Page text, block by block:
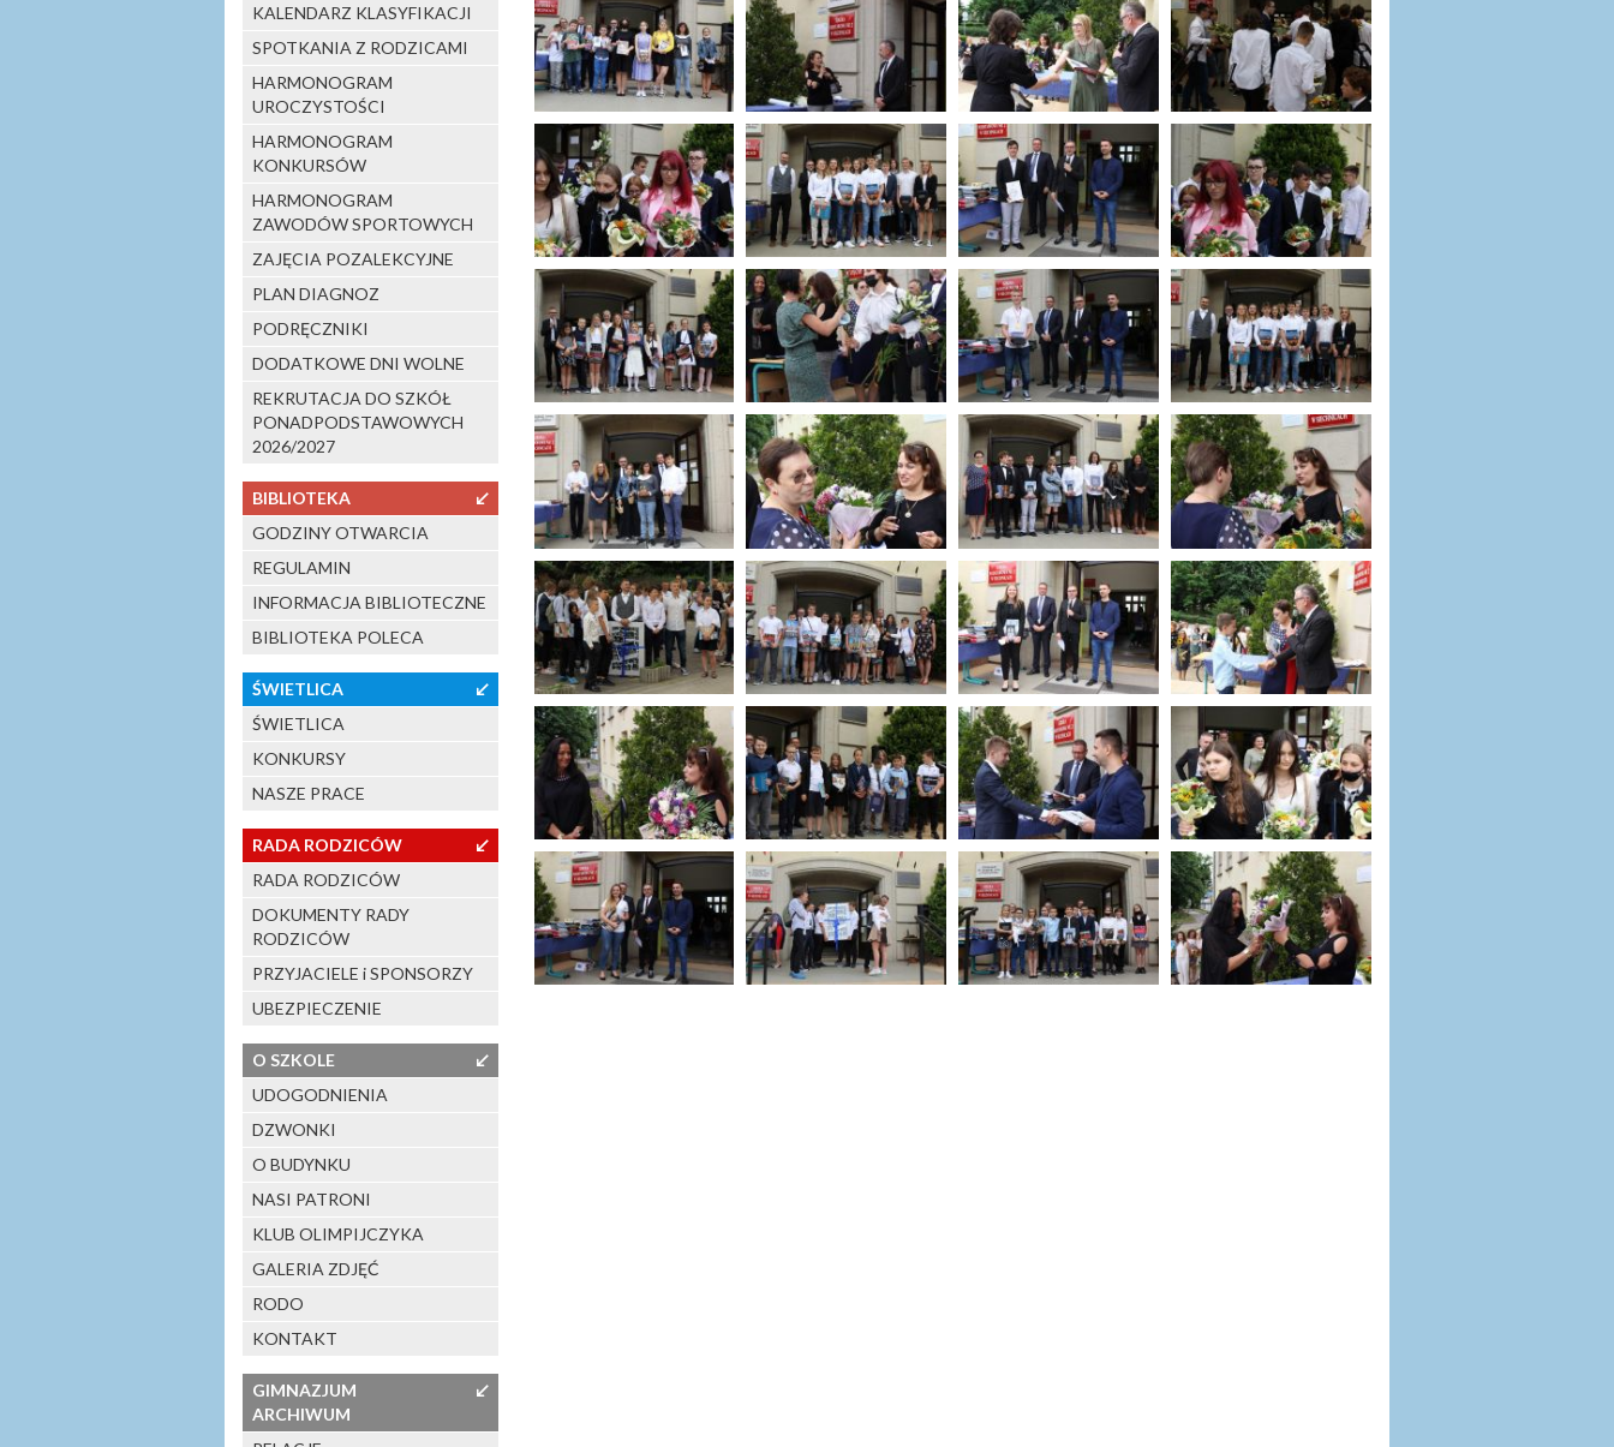
KALENDARZ KLASYFIKACJI
SPOTKANIA Z RODZICAMI
HARMONOGRAM
UROCZYSTOŚCI
HARMONOGRAM
KONKURSÓW
HARMONOGRAM
ZAWODÓW SPORTOWYCH
ZAJĘCIA POZALEKCYJNE
PLAN DIAGNOZ
PODRĘCZNIKI
DODATKOWE DNI WOLNE
REKRUTACJA DO SZKÓŁ
PONADPODSTAWOWYCH
2026/2027
BIBLIOTEKA
↙
GODZINY OTWARCIA
REGULAMIN
INFORMACJA BIBLIOTECZNE
BIBLIOTEKA POLECA
ŚWIETLICA
↙
ŚWIETLICA
KONKURSY
NASZE PRACE
RADA RODZICÓW
↙
RADA RODZICÓW
DOKUMENTY RADY
RODZICÓW
PRZYJACIELE i SPONSORZY
UBEZPIECZENIE
O SZKOLE
↙
UDOGODNIENIA
DZWONKI
O BUDYNKU
NASI PATRONI
KLUB OLIMPIJCZYKA
GALERIA ZDJĘĆ
RODO
KONTAKT
GIMNAZJUM
ARCHIWUM
↙